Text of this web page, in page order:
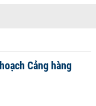
Cảng hàng